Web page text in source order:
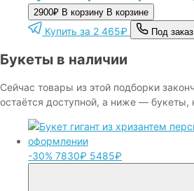
2900₽ В корзину В корзине
Купить за 2 465₽ Под заказ
Букеты в наличии
Сейчас товары из этой подборки
остаётся доступной, а ниже — букеты,
-30% 7830₽ 5485₽